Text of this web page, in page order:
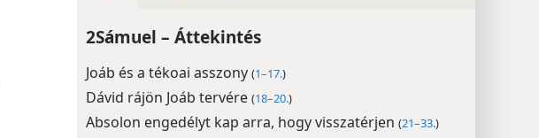
2Sámuel – Áttekintés
Joáb és a tékoai asszony (1–17.)
Dávid rájön Joáb tervére (18–20.)
Absolon engedélyt kap arra, hogy visszatérjen (21–33.)